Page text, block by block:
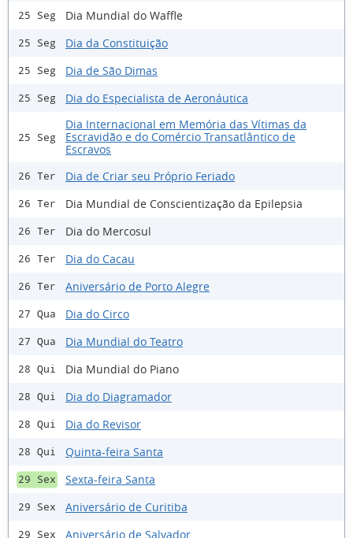
25 Seg Dia Mundial do Waffle
25 Seg Dia da Constituição
25 Seg Dia de São Dimas
25 Seg Dia do Especialista de Aeronáutica
25 Seg
Dia Internacional em Memória das Vítimas da
Escravidão e do Comércio Transatlântico de
Escravos
26 Ter Dia de Criar seu Próprio Feriado
26 Ter Dia Mundial de Conscientização da Epilepsia
26 Ter Dia do Mercosul
26 Ter Dia do Cacau
26 Ter Aniversário de Porto Alegre
27 Qua Dia do Circo
27 Qua Dia Mundial do Teatro
28 Qui Dia Mundial do Piano
28 Qui Dia do Diagramador
28 Qui Dia do Revisor
28 Qui Quinta-feira Santa
29 Sex Sexta-feira Santa
29 Sex Aniversário de Curitiba
29 Sex Aniversário de Salvador